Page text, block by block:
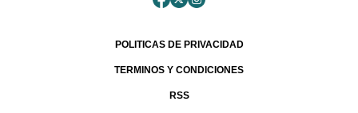
POLITICAS DE PRIVACIDAD
TERMINOS Y CONDICIONES
RSS